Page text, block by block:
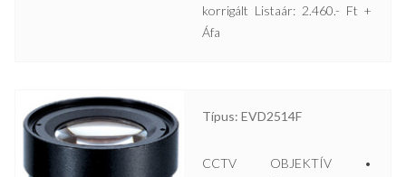
korrigált Listaár: 2.460.- Ft +
Áfa
Típus: EVD2514F
CCTV OBJEKTÍV •